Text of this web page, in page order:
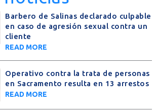
Barbero de Salinas declarado culpable
en caso de agresión sexual contra un
cliente
READ MORE
Operativo contra la trata de personas
en Sacramento resulta en 13 arrestos
READ MORE